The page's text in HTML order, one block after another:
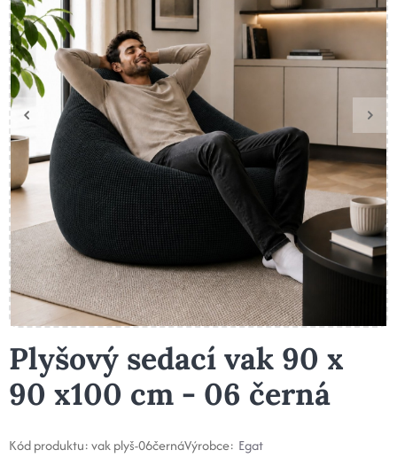
Plyšový sedací vak 90 x
90 x100 cm - 06 černá
Kód produktu:vak plyš-06černáVýrobce: Egat